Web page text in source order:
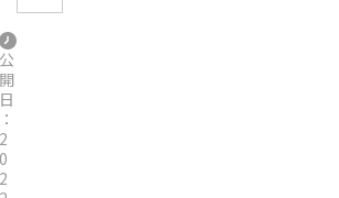
公
開
日
：
2
0
2